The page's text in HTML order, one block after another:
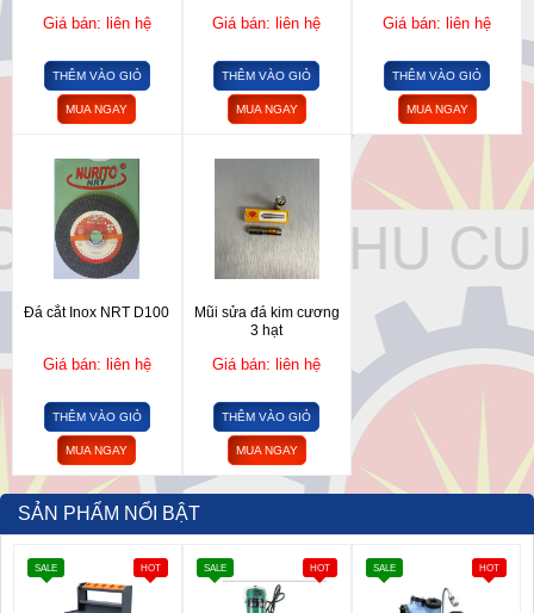
Giá bán: liên hệ
THÊM VÀO GIỎ
MUA NGAY
Giá bán: liên hệ
THÊM VÀO GIỎ
MUA NGAY
Giá bán: liên hệ
THÊM VÀO GIỎ
MUA NGAY
Đá cắt Inox NRT D100
Giá bán: liên hệ
THÊM VÀO GIỎ
MUA NGAY
Mũi sửa đá kim cương
3 hạt
Giá bán: liên hệ
THÊM VÀO GIỎ
MUA NGAY
SẢN PHẨM NỔI BẬT
HOT
SALE HOT
SALE HOT
SALE